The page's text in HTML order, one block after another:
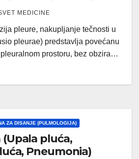
MEDICINE
pleure, nakupljanje tečnosti u
pleurae) predstavlja povećanu
prostoru, bez obzira…
ZA DISANJE (PULMOLOGIJA)
pluća,
Pneumonia)